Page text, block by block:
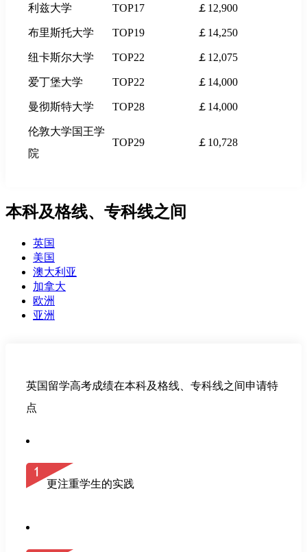
利兹大学 TOP17 ￡12,900
布里斯托大学 TOP19 ￡14,250
纽卡斯尔大学 TOP22 ￡12,075
爱丁堡大学 TOP22 ￡14,000
曼彻斯特大学 TOP28 ￡14,000
伦敦大学国王学
院
TOP29 ￡10,728
本科及格线、专科线之间
英国
美国
澳大利亚
加拿大
欧洲
亚洲
英国留学高考成绩在本科及格线、专科线之间申请特
点
更注重学生的实践